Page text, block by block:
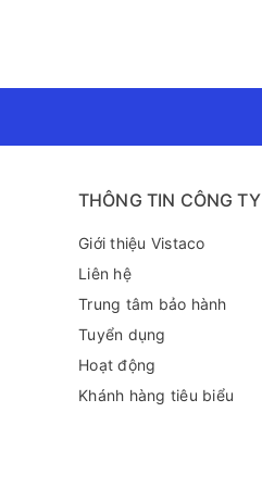
THÔNG TIN CÔNG TY
Giới thiệu Vistaco
Liên hệ
Trung tâm bảo hành
Tuyển dụng
Hoạt động
Khánh hàng tiêu biểu